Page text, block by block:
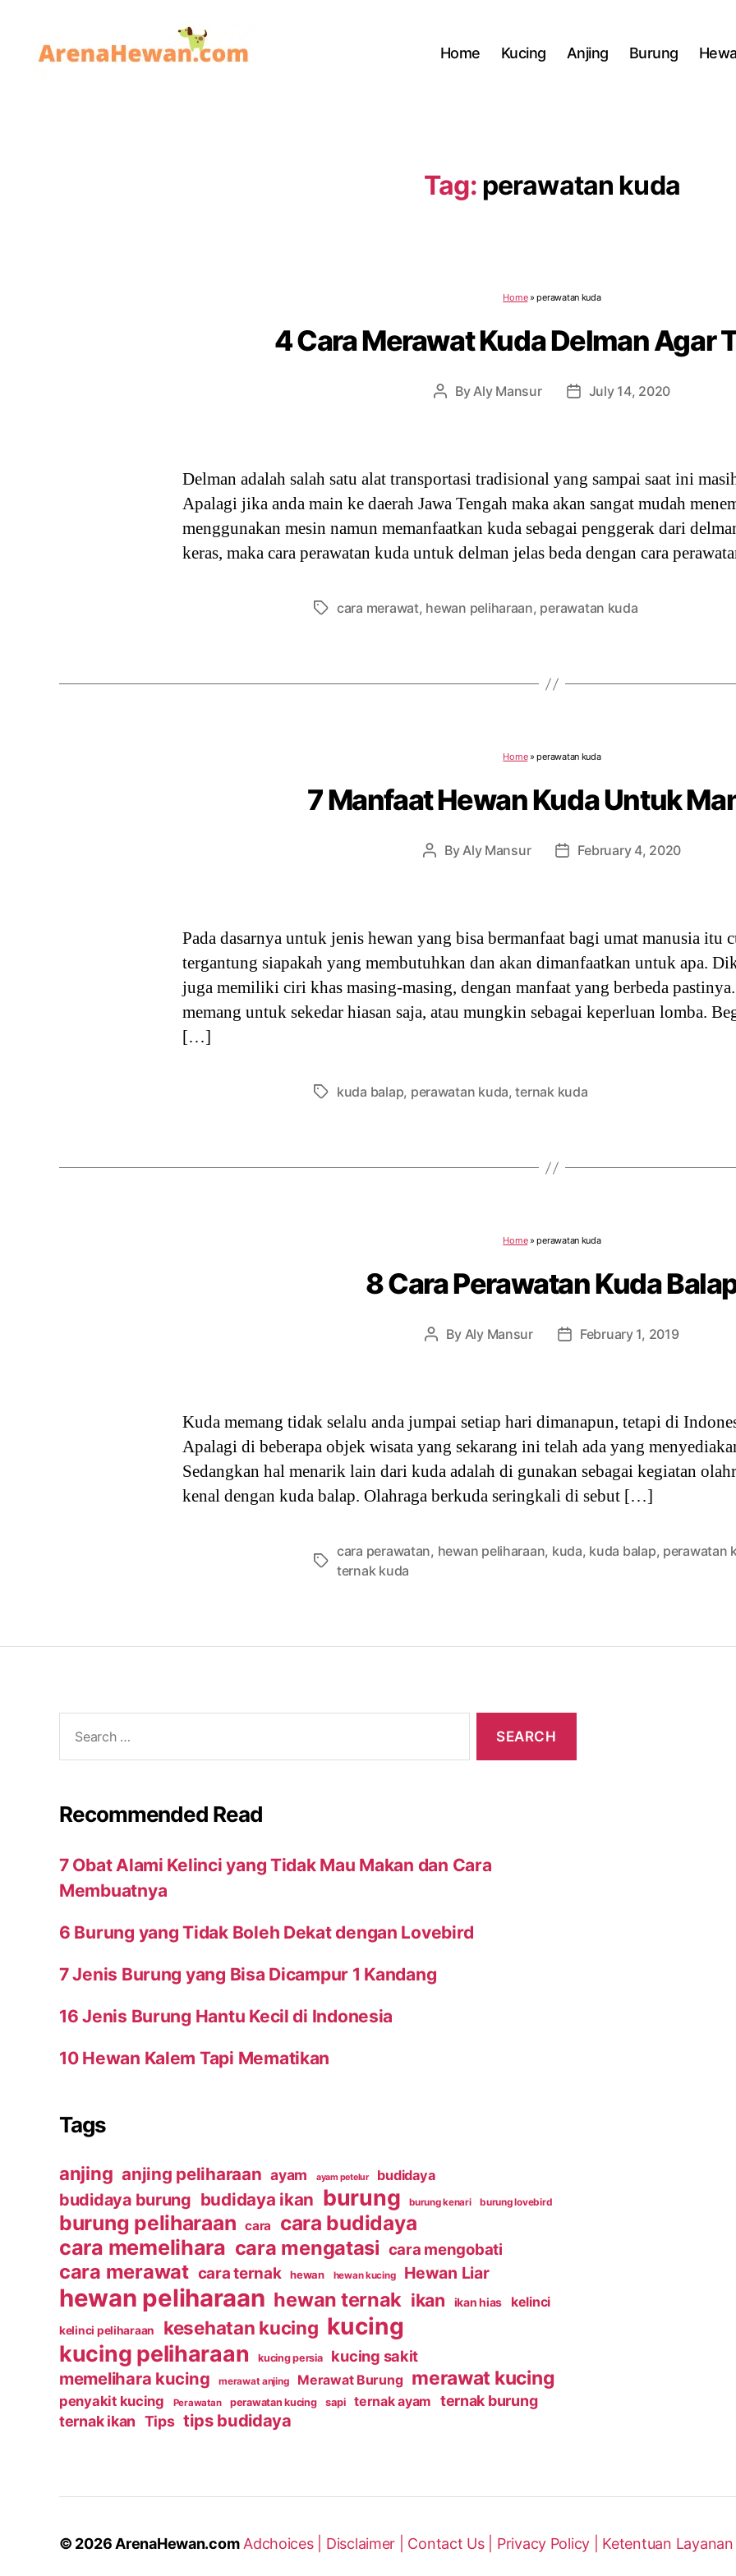
Home Kucing Anjing Burung
Tag: perawatan kuda
Home»perawatan kuda
4 Cara Merawat Kuda Delman Agar
Post
ByAly Mansur
PostJuly 14, 2020
Delman adalah salah satu alat transportasi tradisional yang sampai saat ini
Apalagi jika anda main ke daerah Jawa Tengah maka akan sangat mudah
menggunakan mesin namun memanfaatkan kuda sebagai penggerak dari
keras, maka cara perawatan kuda untuk delman jelas beda dengan cara
Tagscara merawat, hewan peliharaan, perawatan kuda
Home»perawatan kuda
7 Manfaat Hewan Kuda Untuk
Post
ByAly Mansur
PostFebruary 4, 2020
Pada dasarnya untuk jenis hewan yang bisa bermanfaat bagi umat manusia itu
tergantung siapakah yang membutuhkan dan akan dimanfaatkan untuk apa.
juga memiliki ciri khas masing-masing, dengan manfaat yang berbeda
memang untuk sekedar hiasan saja, atau mungkin sebagai keperluan lomba.
[…]
Tagskuda balap, perawatan kuda,ternak kuda
Home»perawatan kuda
8 Cara Perawatan Kuda
Post
By Aly Mansur
PostFebruary 1, 2019
Kuda memang tidak selalu anda jumpai setiap hari dimanapun, tetapi di
Apalagi di beberapa objek wisata yang sekarang ini telah ada yang
Sedangkan hal menarik lain dari kuda adalah di gunakan sebagai kegiatan
kenal dengan kuda balap. Olahraga berkuda seringkali di sebut […]
Tags
cara perawatan, hewan peliharaan, kuda, kuda balap, perawatan
ternak kuda
for:
Recommended Read
7 Obat Alami Kelinci yang Tidak Mau Makan dan Cara
Membuatnya
6 Burung yang Tidak Boleh Dekat dengan Lovebird
7 Jenis Burung yang Bisa Dicampur 1 Kandang
16 Jenis Burung Hantu Kecil di Indonesia
10 Hewan Kalem Tapi Mematikan
Tags
anjing anjing peliharaan ayam ayam petelur budidaya
budidaya burung budidaya ikan burung burung kenari burung lovebird
burung peliharaan cara
cara budidaya
cara memelihara cara mengatasi cara mengobati
cara merawat cara ternak hewan hewan kucing Hewan Liar
hewan peliharaan hewan ternak ikan ikan hias kelinci
kelinci peliharaan kesehatan kucing kucing
kucing peliharaan kucing persia kucing sakit
memelihara kucing merawat anjing Merawat Burung merawat kucing
penyakit kucing Perawatan perawatan kucing sapi ternak ayam
ternak burung
ternak ikan Tips tips budidaya
© 2026ArenaHewan.com Adchoices | Disclaimer | Contact Us | Privacy Policy | Ketentuan Layanan